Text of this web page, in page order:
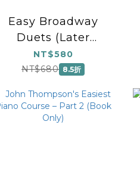
Easy Broadway
Duets (Later
Elementary to Early
Intermediate)
NT$580
NT$680 8.5折